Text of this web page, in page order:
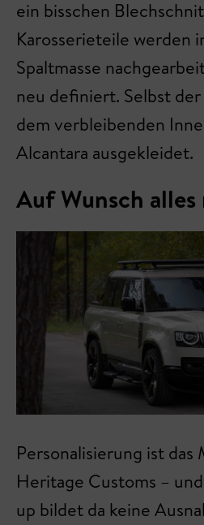
ein bisschen
Karosserieteile werden
Spaltmasse
neu definiert. Selbst
dem verbleibenden
Alcantara ausgekleidet.
Auf Wunsch
Personalisierung ist das
Heritage Customs –
up bildet da keine